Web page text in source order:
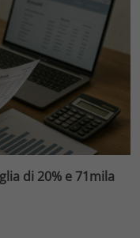
di 20% e 71mila